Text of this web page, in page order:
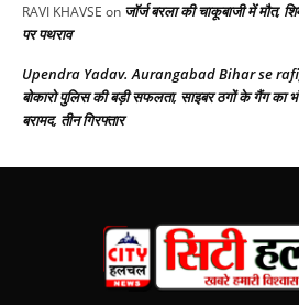
RAVI KHAVSE on जॉर्ज बरला की चाकूबाजी में मौत,
पर पथराव
Upendra Yadav. Aurangabad Bihar se
बोकारो पुलिस की बड़ी सफलता, साइबर ठगों के गैंग
बरामद, तीन गिरफ्तार